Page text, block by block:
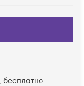
, бесплатно